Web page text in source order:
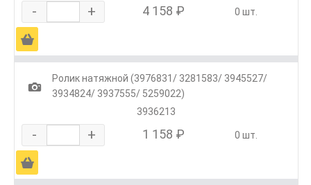
- + 4 158 ₽ 0 шт.
Ä
1
Ролик натяжной (3976831/ 3281583/ 3945527/
3934824/ 3937555/ 5259022)
3936213
- + 1 158 ₽ 0 шт.
Ä